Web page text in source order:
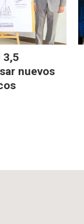
3,5
nuevos